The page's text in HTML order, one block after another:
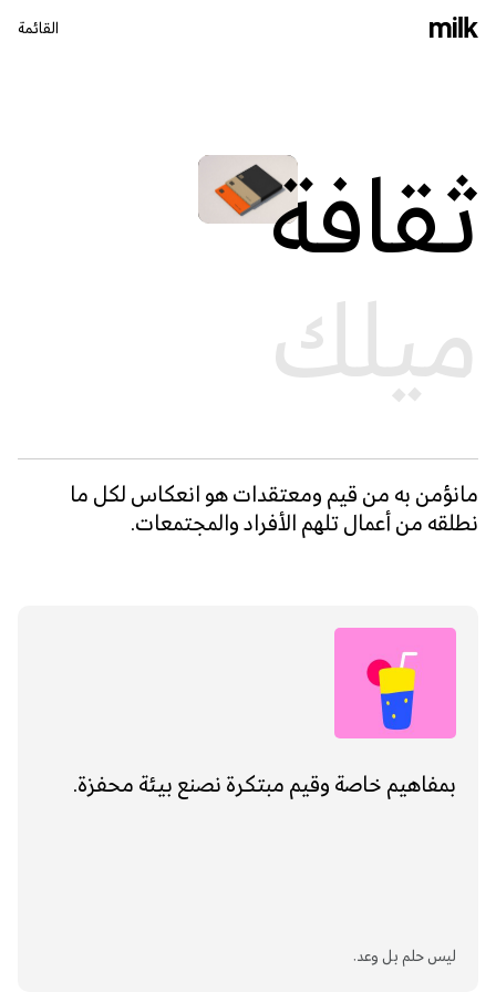
القائمة
ثقافة
ميلك
مانؤمن به من قيم ومعتقدات هو انعكاس لكل ما
نطلقه من أعمال تلهم الأفراد والمجتمعات.
بمفاهيم خاصة وقيم مبتكرة نصنع بيئة محفزة.
ليس حلم بل وعد.